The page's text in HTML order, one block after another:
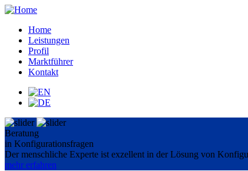
Home
Leistungen
Profil
Marktführer
Kontakt
Beratung
in Konfigurationsfragen
Der menschliche Experte ist exzellent in der Lösung von
mehr erfahren